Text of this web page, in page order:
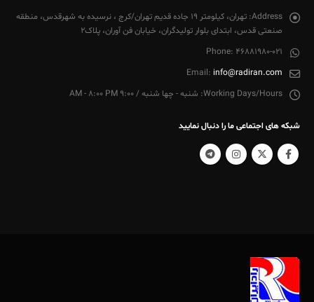
Address:
تهران، کیلومتر 19 جاده قدیم تهران/کرج ، نرسیده به شهرقدس، منطقه
صنعتی قدس، ابتدای بلوار تولیدگران، خیابان فن آوران، پلاک2
Phone: 46881980-021
Email: info@radiran.com
Working Days/Hours: شنبه - چها شنبه / 9:00 AM - 8:00 PM
شبکه های اجتماعی ما را دنبال نمایید